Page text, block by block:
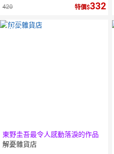
420
特價 332
10倍
東野圭吾最令人感動落淚的作品
解憂雜貨店